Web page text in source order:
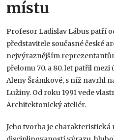
místu
Profesor Ladislav Lábus patří
představitele současné české
nejvýraznějším
přelomu 70. a 80. let patřil
Aleny Šrámkové, s níž navrhl
Lužiny. Od roku 1991 vede
Architektonický ateliér.
Jeho tvorba je